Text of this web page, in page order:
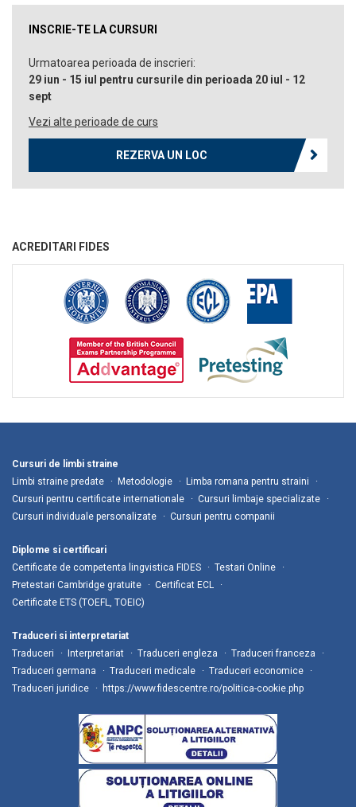
INSCRIE-TE LA CURSURI
Urmatoarea perioada de inscrieri:
29 iun - 15 iul pentru cursurile din perioada 20 iul - 12
sept
Vezi alte perioade de curs
REZERVA UN LOC
ACREDITARI FIDES
Cursuri de limbi straine
Limbi straine predate
Metodologie
Limba romana pentru straini
Cursuri pentru certificate internationale
Cursuri limbaje specializate
Cursuri individuale personalizate
Cursuri pentru companii
Diplome si certificari
Certificate de competenta lingvistica FIDES
Testari Online
Pretestari Cambridge gratuite
Certificat ECL
Certificate ETS (TOEFL, TOEIC)
Traduceri si interpretariat
Traduceri
Interpretariat Traduceri engleza
Traduceri franceza
Traduceri germana
Traduceri medicale
Traduceri economice
Traduceri juridice
https://www.fidescentre.ro/politica-cookie.php